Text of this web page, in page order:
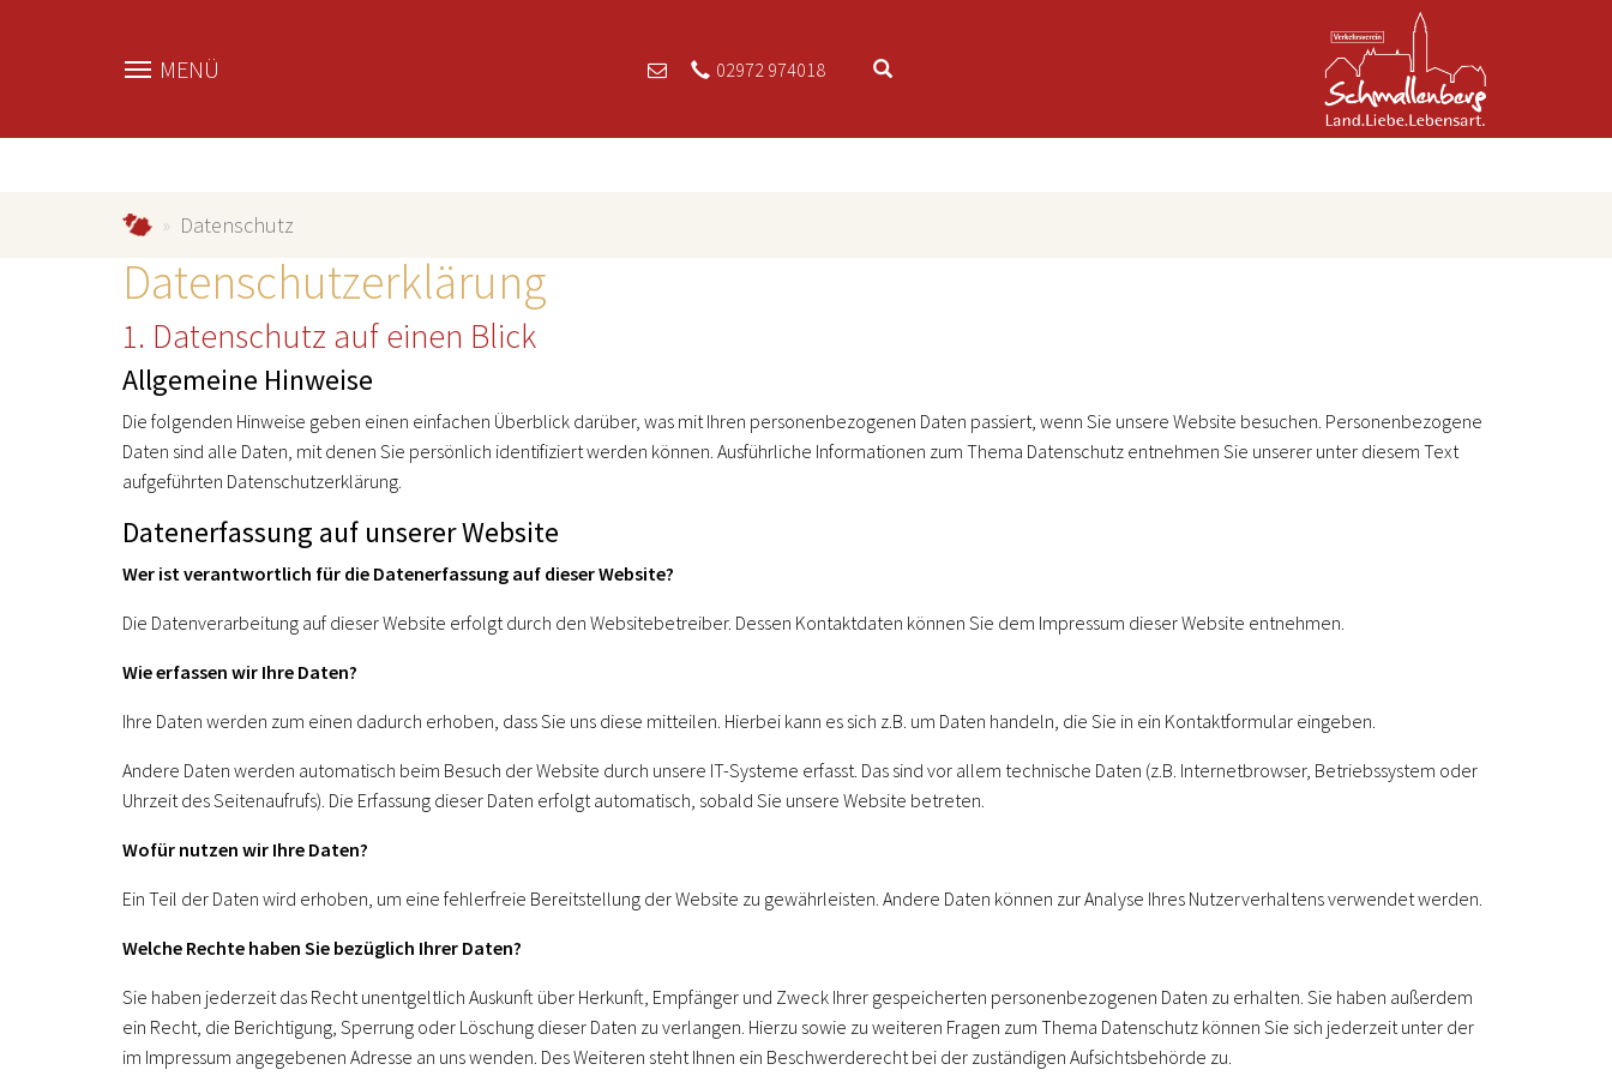
MENÜ 02972 974018
schmallenberg.info
Datenschutz
Datenschutzerklärung
1. Datenschutz auf einen Blick
Allgemeine Hinweise
Die folgenden Hinweise geben einen einfachen Überblick darüber, was mit Ihren personenbezogenen Daten passiert, wenn Sie unsere Website besuchen. Personenbezogene
Daten sind alle Daten, mit denen Sie persönlich identifiziert werden können. Ausführliche Informationen zum Thema Datenschutz entnehmen Sie unserer unter diesem Text
aufgeführten Datenschutzerklärung.
Datenerfassung auf unserer Website
Wer ist verantwortlich für die Datenerfassung auf dieser Website?
Die Datenverarbeitung auf dieser Website erfolgt durch den Websitebetreiber. Dessen Kontaktdaten können Sie dem Impressum dieser Website entnehmen.
Wie erfassen wir Ihre Daten?
Ihre Daten werden zum einen dadurch erhoben, dass Sie uns diese mitteilen. Hierbei kann es sich z.B. um Daten handeln, die Sie in ein Kontaktformular eingeben.
Andere Daten werden automatisch beim Besuch der Website durch unsere IT-Systeme erfasst. Das sind vor allem technische Daten (z.B. Internetbrowser, Betriebssystem oder
Uhrzeit des Seitenaufrufs). Die Erfassung dieser Daten erfolgt automatisch, sobald Sie unsere Website betreten.
Wofür nutzen wir Ihre Daten?
Ein Teil der Daten wird erhoben, um eine fehlerfreie Bereitstellung der Website zu gewährleisten. Andere Daten können zur Analyse Ihres Nutzerverhaltens verwendet werden.
Welche Rechte haben Sie bezüglich Ihrer Daten?
Sie haben jederzeit das Recht unentgeltlich Auskunft über Herkunft, Empfänger und Zweck Ihrer gespeicherten personenbezogenen Daten zu erhalten. Sie haben außerdem
ein Recht, die Berichtigung, Sperrung oder Löschung dieser Daten zu verlangen. Hierzu sowie zu weiteren Fragen zum Thema Datenschutz können Sie sich jederzeit unter der
im Impressum angegebenen Adresse an uns wenden. Des Weiteren steht Ihnen ein Beschwerderecht bei der zuständigen Aufsichtsbehörde zu.